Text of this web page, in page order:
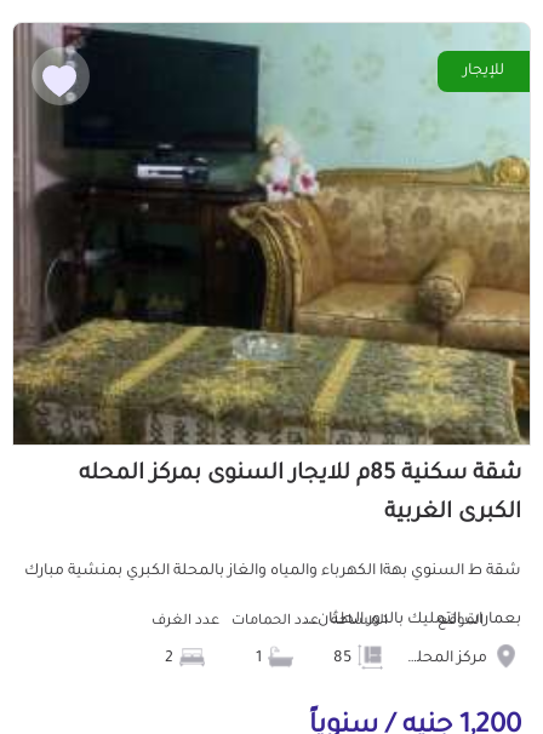
للإيجار
شقة سكنية 85م للايجار السنوى بمركز المحله
الكبرى الغربية
شقة ط السنوي بهةا الكهرباء والمياه والغاز بالمحلة الكبري بمنشية مبارك
بعمارات التمليك بالدور الطثان...
الموقع
مركز المحله الكبرى
المساحة عدد الحمامات عدد الغرف